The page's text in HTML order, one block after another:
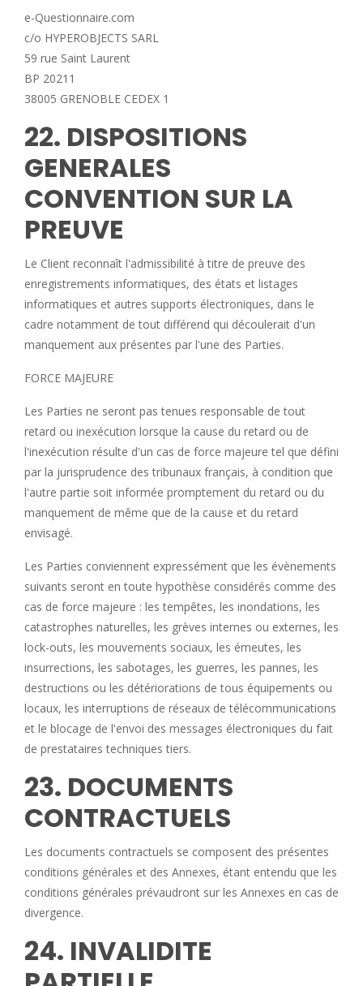
e-Questionnaire.com
c/o HYPEROBJECTS SARL
59 rue Saint Laurent
BP 20211
38005 GRENOBLE CEDEX 1
22. DISPOSITIONS
GENERALES
CONVENTION SUR LA
PREUVE
Le Client reconnaît l'admissibilité à titre de preuve des
enregistrements informatiques, des états et listages
informatiques et autres supports électroniques, dans le
cadre notamment de tout différend qui découlerait d'un
manquement aux présentes par l'une des Parties.
FORCE MAJEURE
Les Parties ne seront pas tenues responsable de tout
retard ou inexécution lorsque la cause du retard ou de
l'inexécution résulte d'un cas de force majeure tel que défini
par la jurisprudence des tribunaux français, à condition que
l'autre partie soit informée promptement du retard ou du
manquement de même que de la cause et du retard
envisagé.
Les Parties conviennent expressément que les évènements
suivants seront en toute hypothèse considérés comme des
cas de force majeure : les tempêtes, les inondations, les
catastrophes naturelles, les grèves internes ou externes, les
lock-outs, les mouvements sociaux, les émeutes, les
insurrections, les sabotages, les guerres, les pannes, les
destructions ou les détériorations de tous équipements ou
locaux, les interruptions de réseaux de télécommunications
et le blocage de l'envoi des messages électroniques du fait
de prestataires techniques tiers.
23. DOCUMENTS
CONTRACTUELS
Les documents contractuels se composent des présentes
conditions générales et des Annexes, étant entendu que les
conditions générales prévaudront sur les Annexes en cas de
divergence.
24. INVALIDITE